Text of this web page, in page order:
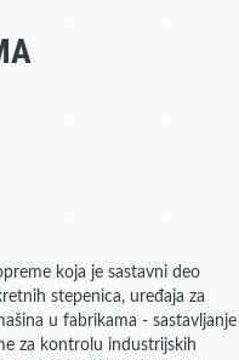
koja je sastavni deo
stepenica, uređaja za
u fabrikama - sastavljanje
za kontrolu industrijskih